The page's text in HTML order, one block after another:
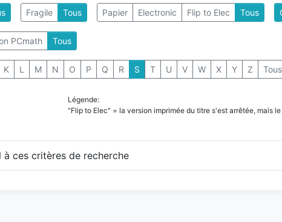
Fragile Tous Papier Electronic Flip to Elec Tous
PCmath Tous
K L M N O P Q R S T U V W X Y Z Tous
Légende:
"Flip to Elec" = la version imprimée du titre s'est arrêtée, mais
ces critères de recherche